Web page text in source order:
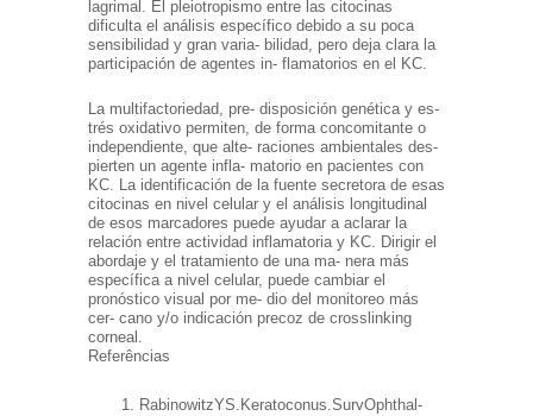
lagrimal. El pleiotropismo entre las citocinas
dificulta el análisis específico debido a su poca
sensibilidad y gran varia- bilidad, pero deja clara la
participación de agentes in- flamatorios en el KC.
La multifactoriedad, pre- disposición genética y es-
trés oxidativo permiten, de forma concomitante o
independiente, que alte- raciones ambientales des-
pierten un agente infla- matorio en pacientes con
KC. La identificación de la fuente secretora de esas
citocinas en nivel celular y el análisis longitudinal
de esos marcadores puede ayudar a aclarar la
relación entre actividad inflamatoria y KC. Dirigir el
abordaje y el tratamiento de una ma- nera más
específica a nivel celular, puede cambiar el
pronóstico visual por me- dio del monitoreo más
cer- cano y/o indicación precoz de crosslinking
corneal.
Referências
RabinowitzYS.Keratoconus.SurvOphthal-